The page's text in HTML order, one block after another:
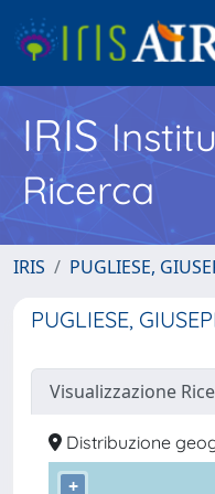
IRIS
Ricerca
IRIS PUGLIESE,
PUGLIESE,
Visualizzazione
Distribuzione
+